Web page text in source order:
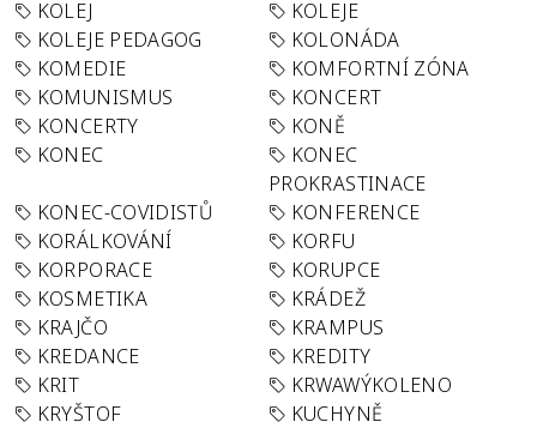
KOLEJ
KOLEJE
KOLEJE PEDAGOG
KOLONÁDA
KOMEDIE
KOMFORTNÍ ZÓNA
KOMUNISMUS
KONCERT
KONCERTY
KONĚ
KONEC
KONEC
PROKRASTINACE
KONEC-COVIDISTŮ
KONFERENCE
KORÁLKOVÁNÍ
KORFU
KORPORACE
KORUPCE
KOSMETIKA
KRÁDEŽ
KRAJČO
KRAMPUS
KREDANCE
KREDITY
KRIT
KRWAWÝKOLENO
KRYŠTOF
KUCHYNĚ